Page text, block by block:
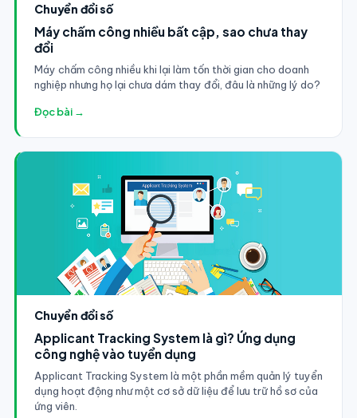
Chuyển đổi số
Máy chấm công nhiều bất cập, sao chưa thay
đổi
Máy chấm công nhiều khi lại làm tốn thời gian cho doanh
nghiệp nhưng họ lại chưa dám thay đổi, đâu là những lý do?
Đọc bài →
Chuyển đổi số
Applicant Tracking System là gì? Ứng dụng
công nghệ vào tuyển dụng
Applicant Tracking System là một phần mềm quản lý tuyển
dụng hoạt động như một cơ sở dữ liệu để lưu trữ hồ sơ của
ứng viên.